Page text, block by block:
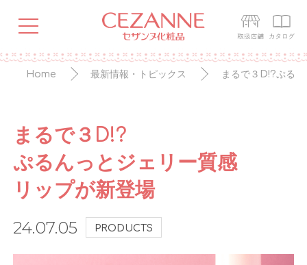
Home 最新情報・トピックス まるで３D!?ぷる
まるで３D!?
ぷるんっとジェリー質感
リップが新登場
24.07.05 PRODUCTS